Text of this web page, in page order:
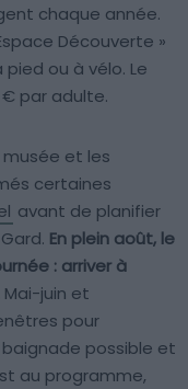
chaque année.
Découverte »
ou à vélo. Le
par adulte.
musée et les
certaines
avant de planifier
En plein août, le
: arriver à
Mai-juin et
pour
possible et
au programme,